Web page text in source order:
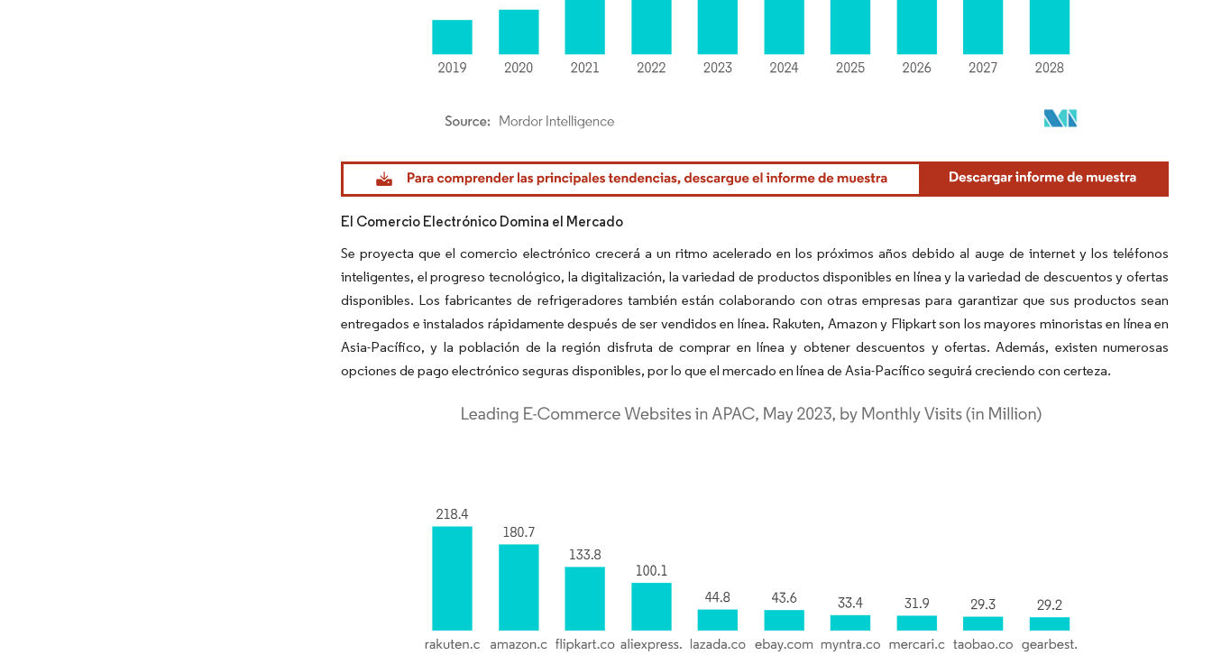
Imagen © Mordor Intelligence. El uso requiere atribución según CC BY 4.0.
El Comercio Electrónico Domina el Mercado
Se proyecta que el comercio electrónico crecerá a un ritmo acelerado en los próximos años debido al auge de internet y los teléfonos
inteligentes, el progreso tecnológico, la digitalización, la variedad de productos disponibles en línea y la variedad de descuentos y ofertas
disponibles. Los fabricantes de refrigeradores también están colaborando con otras empresas para garantizar que sus productos sean
entregados e instalados rápidamente después de ser vendidos en línea. Rakuten, Amazon y Flipkart son los mayores minoristas en línea en
Asia-Pacífico, y la población de la región disfruta de comprar en línea y obtener descuentos y ofertas. Además, existen numerosas
opciones de pago electrónico seguras disponibles, por lo que el mercado en línea de Asia-Pacífico seguirá creciendo con certeza.